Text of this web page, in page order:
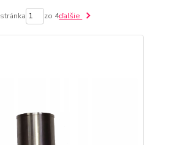
stránka zo 4ďalšie